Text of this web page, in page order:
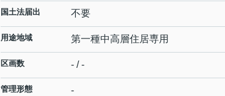
国土法届出 不要
用途地域 第一種中高層住居専用
区画数 - / -
管理形態 -